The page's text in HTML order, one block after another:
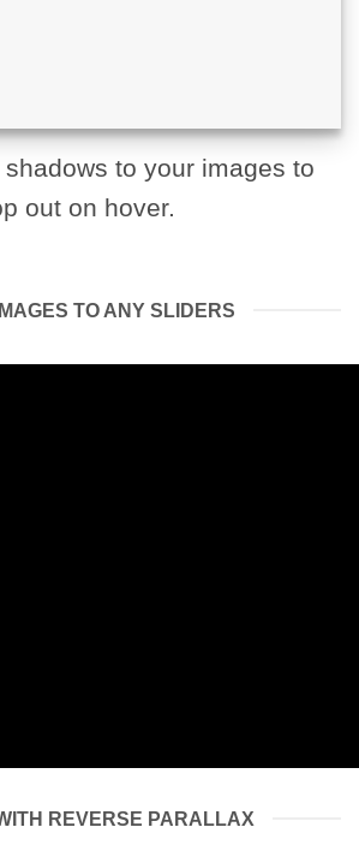
to your images to
out on hover.
TO ANY SLIDERS
REVERSE PARALLAX